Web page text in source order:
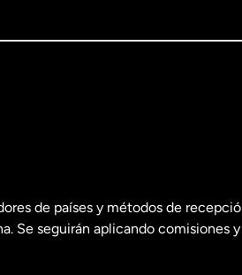
de países y métodos de
Se seguirán aplicando comisiones y